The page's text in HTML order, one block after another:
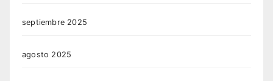
septiembre 2025
agosto 2025